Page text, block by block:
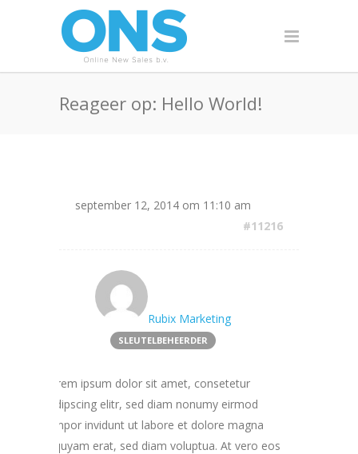
Reageer op: Hello World!
september 12, 2014 om 11:10 am
#11216
Rubix Marketing
SLEUTELBEHEERDER
Lorem ipsum dolor sit amet, consetetur
sadipscing elitr, sed diam nonumy eirmod
tempor invidunt ut labore et dolore magna
aliquyam erat, sed diam voluptua. At vero eos